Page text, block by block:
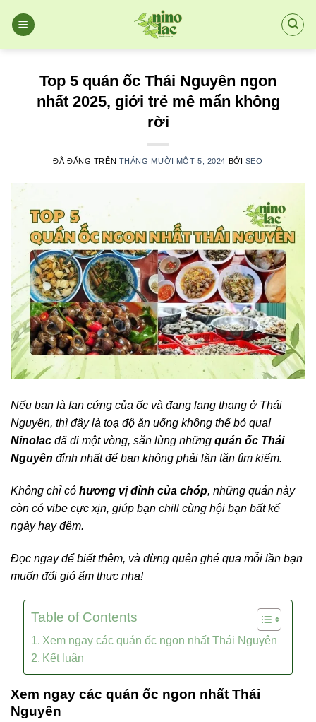
đến
Top 5 quán ốc Thái Nguyên ngon
nhất 2025, giới trẻ mê mẩn không
rời
ĐÃ ĐĂNG TRÊN THÁNG MƯỜI MỘT 5, 2024 BỞI SEO
Nếu bạn là fan cứng của ốc và đang lang thang ở Thái
Nguyên, thì đây là toạ độ ăn uống không thể bỏ qua!
Ninolac đã đi một vòng, săn lùng những quán ốc Thái
Nguyên đỉnh nhất để bạn không phải lăn tăn tìm kiếm.
Không chỉ có hương vị đỉnh của chóp, những quán này
còn có vibe cực xịn, giúp bạn chill cùng hội bạn bất kể
ngày hay đêm.
Đọc ngay để biết thêm, và đừng quên ghé qua mỗi lần bạn
muốn đổi gió ẩm thực nha!
Table of Contents
Xem ngay các quán ốc ngon nhất Thái Nguyên
Kết luận
Xem ngay các quán ốc ngon nhất Thái
Nguyên